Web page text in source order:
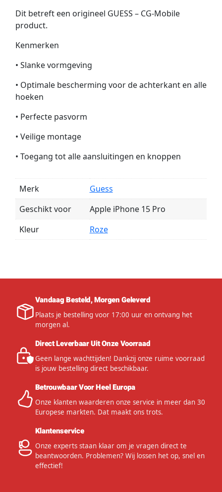
Dit betreft een origineel GUESS – CG-Mobile
product.
Kenmerken
• Slanke vormgeving
• Optimale bescherming voor de achterkant en alle
hoeken
• Perfecte pasvorm
• Veilige montage
• Toegang tot alle aansluitingen en knoppen
Merk
Guess
Geschikt voor
Apple iPhone 15 Pro
Kleur
Roze
Vandaag Besteld, Morgen Geleverd
Plaats je bestelling voor 17:00 uur en ontvang het
morgen al.
Direct Leverbaar Uit Onze Voorraad
Geen lange wachttijden! Dankzij onze ruime voorraad
is jouw bestelling direct beschikbaar.
Betrouwbaar Voor Heel Europa
Onze klanten waarderen onze service in meer dan 30
Europese markten. Dat maakt ons trots.
Klantenservice
Onze experts staan klaar om je vragen direct te
beantwoorden. Problemen? Wij lossen het op, snel en
effectief!